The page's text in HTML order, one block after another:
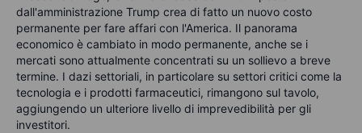
dall'amministrazione Trump crea di fatto un nuovo costo
permanente per fare affari con l'America. Il panorama
economico è cambiato in modo permanente, anche se i
mercati sono attualmente concentrati su un sollievo a breve
termine. I dazi settoriali, in particolare su settori critici come la
tecnologia e i prodotti farmaceutici, rimangono sul tavolo,
aggiungendo un ulteriore livello di imprevedibilità per gli
investitori.